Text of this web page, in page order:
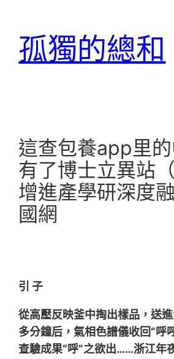
孤獨的總和
這查包養app里
有了博士立異站
增進產學研深度
國網
引 子
從高壓反映釜中掏出樣品，送
多分鐘后，氣相色譜儀收回“呼
查驗成果“呼”之欲出……浙江年